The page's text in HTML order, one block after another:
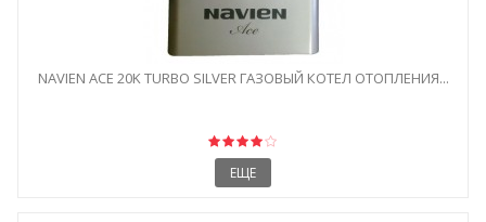
NAVIEN ACE 20K TURBO SILVER ГАЗОВЫЙ КОТЕЛ ОТОПЛЕНИЯ...
ЕЩЕ